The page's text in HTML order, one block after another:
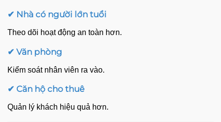
✔ Nhà có người lớn tuổi
Theo dõi hoạt động an toàn hơn.
✔ Văn phòng
Kiểm soát nhân viên ra vào.
✔ Căn hộ cho thuê
Quản lý khách hiệu quả hơn.